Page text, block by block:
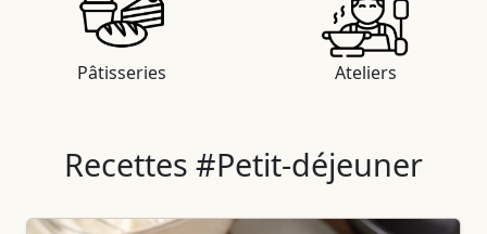
Pâtisseries Ateliers
Recettes #Petit-déjeuner